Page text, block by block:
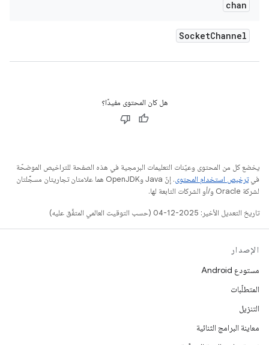
chan
SocketChannel
هل كان المحتوى مفيدًا؟
يخضع كل من المحتوى وعيّنات التعليمات البرمجية في هذه الصفحة للتراخيص الموضحّة
فيترخيص استخدام المحتوى
. إنّ Java وOpenJDK هما علامتان تجاريتان مسجَّلتان
لشركة Oracle و/أو الشركات التابعة لها.
تاريخ التعديل الأخير: 2025-12-04 (حسب التوقيت العالمي المتفَّق عليه)
الإصدار
مستودع Android
المتطلّبات
التنزيل
معاينة البرامج الثنائية